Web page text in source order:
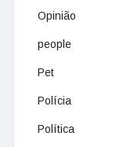
Opinião
people
Pet
Polícia
Política